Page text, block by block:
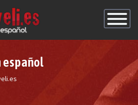
de
español